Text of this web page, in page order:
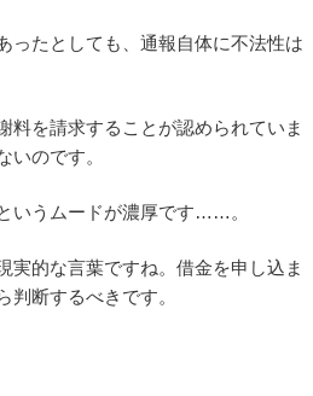
ったとしても、通報自体に不法性は
料を請求することが認められていま
いのです。
いうムードが濃厚です……。
実的な言葉ですね。借金を申し込ま
断するべきです。